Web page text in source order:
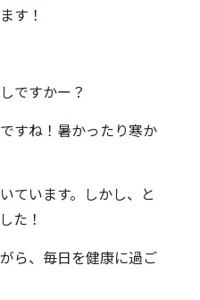
す！
ですかー？
すね！暑かったり寒か
ています。しかし、と
た！
ら、毎日を健康に過ご